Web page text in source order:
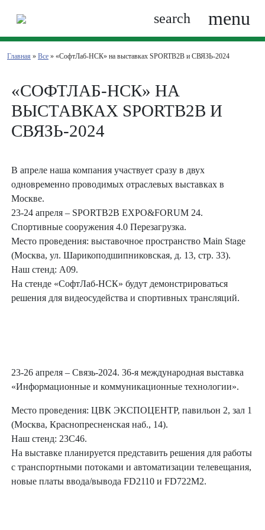
search menu
Главная » Все » «СофтЛаб-НСК» на выставках SPORTB2B и СВЯЗЬ-2024
«СОФТЛАБ-НСК» НА
ВЫСТАВКАХ SPORTB2B И
СВЯЗЬ-2024
В апреле наша компания участвует сразу в двух
одновременно проводимых отраслевых выставках в
Москве.
23-24 апреля – SPORTB2B EXPO&FORUM 24.
Спортивные сооружения 4.0 Перезагрузка.
Место проведения: выставочное пространство Main Stage
(Москва, ул. Шарикоподшипниковская, д. 13, стр. 33).
Наш стенд: А09.
На стенде «СофтЛаб-НСК» будут демонстрироваться
решения для видеосудейства и спортивных трансляций.
23-26 апреля – Связь-2024. 36-я международная выставка
«Информационные и коммуникационные технологии».
Место проведения: ЦВК ЭКСПОЦЕНТР, павильон 2, зал 1
(Москва, Краснопресненская наб., 14).
Наш стенд: 23С46.
На выставке планируется представить решения для работы
с транспортными потоками и автоматизации телевещания,
новые платы ввода/вывода FD2110 и FD722M2.